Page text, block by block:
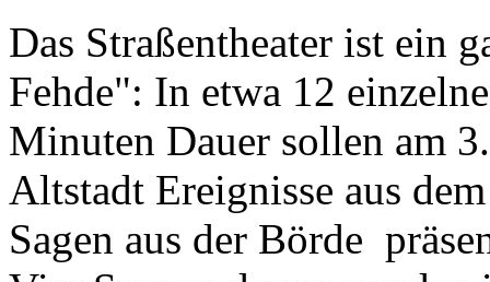
Das Straßentheater ist ein
Fehde": In etwa 12
Minuten Dauer sollen am
Altstadt Ereignisse aus
Sagen aus der Börde